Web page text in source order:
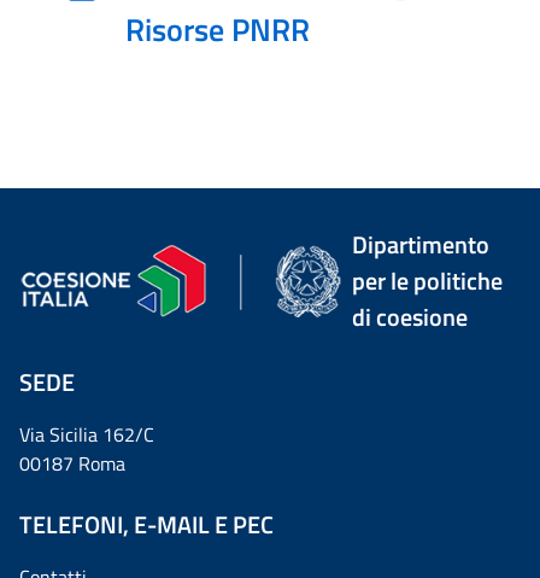
Risorse PNRR
Dipartimento
per le politiche
di coesione
SEDE
Via Sicilia 162/C
00187 Roma
TELEFONI, E-MAIL E PEC